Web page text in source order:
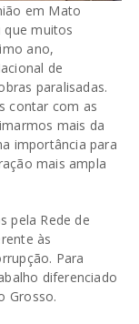
em Mato
que muitos
ano,
de
paralisadas.
contar com as
mais da
importância para
mais ampla
pela Rede de
às
Para
diferenciado
Grosso.